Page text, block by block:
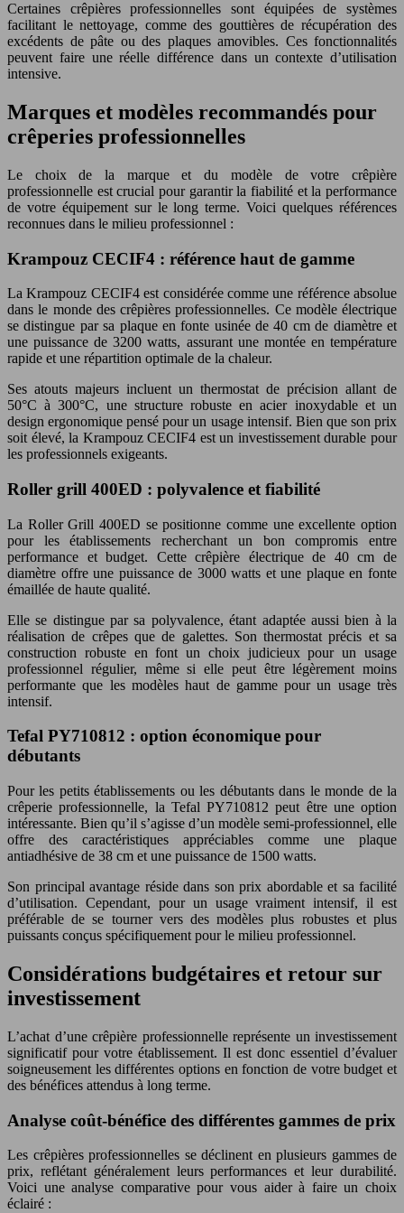
Certaines crêpières professionnelles sont équipées de systèmes
facilitant le nettoyage, comme des gouttières de récupération des
excédents de pâte ou des plaques amovibles. Ces fonctionnalités
peuvent faire une réelle différence dans un contexte d’utilisation
intensive.
Marques et modèles recommandés pour
crêperies professionnelles
Le choix de la marque et du modèle de votre crêpière
professionnelle est crucial pour garantir la fiabilité et la performance
de votre équipement sur le long terme. Voici quelques références
reconnues dans le milieu professionnel :
Krampouz CECIF4 : référence haut de gamme
La Krampouz CECIF4 est considérée comme une référence absolue
dans le monde des crêpières professionnelles. Ce modèle électrique
se distingue par sa plaque en fonte usinée de 40 cm de diamètre et
une puissance de 3200 watts, assurant une montée en température
rapide et une répartition optimale de la chaleur.
Ses atouts majeurs incluent un thermostat de précision allant de
50°C à 300°C, une structure robuste en acier inoxydable et un
design ergonomique pensé pour un usage intensif. Bien que son prix
soit élevé, la Krampouz CECIF4 est un investissement durable pour
les professionnels exigeants.
Roller grill 400ED : polyvalence et fiabilité
La Roller Grill 400ED se positionne comme une excellente option
pour les établissements recherchant un bon compromis entre
performance et budget. Cette crêpière électrique de 40 cm de
diamètre offre une puissance de 3000 watts et une plaque en fonte
émaillée de haute qualité.
Elle se distingue par sa polyvalence, étant adaptée aussi bien à la
réalisation de crêpes que de galettes. Son thermostat précis et sa
construction robuste en font un choix judicieux pour un usage
professionnel régulier, même si elle peut être légèrement moins
performante que les modèles haut de gamme pour un usage très
intensif.
Tefal PY710812 : option économique pour
débutants
Pour les petits établissements ou les débutants dans le monde de la
crêperie professionnelle, la Tefal PY710812 peut être une option
intéressante. Bien qu’il s’agisse d’un modèle semi-professionnel, elle
offre des caractéristiques appréciables comme une plaque
antiadhésive de 38 cm et une puissance de 1500 watts.
Son principal avantage réside dans son prix abordable et sa facilité
d’utilisation. Cependant, pour un usage vraiment intensif, il est
préférable de se tourner vers des modèles plus robustes et plus
puissants conçus spécifiquement pour le milieu professionnel.
Considérations budgétaires et retour sur
investissement
L’achat d’une crêpière professionnelle représente un investissement
significatif pour votre établissement. Il est donc essentiel d’évaluer
soigneusement les différentes options en fonction de votre budget et
des bénéfices attendus à long terme.
Analyse coût-bénéfice des différentes gammes de prix
Les crêpières professionnelles se déclinent en plusieurs gammes de
prix, reflétant généralement leurs performances et leur durabilité.
Voici une analyse comparative pour vous aider à faire un choix
éclairé :